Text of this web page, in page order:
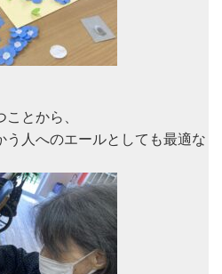
ことから、
う人へのエールとしても最適な